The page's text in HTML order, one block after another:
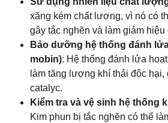
xăng kém chất lượng, vì nó có
gây tắc nghẽn và làm giảm
Bảo dưỡng hệ thống đánh
mobin): Hệ thống đánh lửa
làm tăng lượng khí thải độc hại,
catalyc.
Kiểm tra và vệ sinh hệ thống
Kim phun bị tắc nghẽn có thể